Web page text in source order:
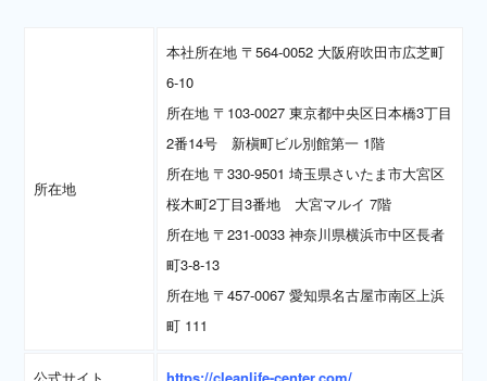
所在地
本社所在地 〒564-0052 大阪府吹田市広芝町
6-10
所在地 〒103-0027 東京都中央区日本橋3丁目
2番14号 新槇町ビル別館第一 1階
所在地 〒330-9501 埼玉県さいたま市大宮区
桜木町2丁目3番地 大宮マルイ 7階
所在地 〒231-0033 神奈川県横浜市中区長者
町3-8-13
所在地 〒457-0067 愛知県名古屋市南区上浜
町 111